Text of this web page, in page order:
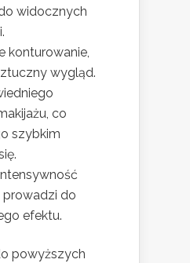
widocznych
konturowanie,
wygląd.
co
szybkim
do
efektu.
powyższych